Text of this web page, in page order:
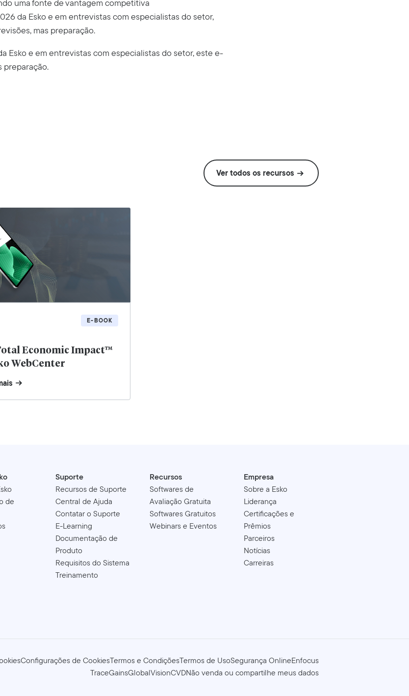
uma fonte de vantagem competitiva
da Esko e em entrevistas com especialistas do setor,
mas preparação.
Esko e em entrevistas com especialistas do setor, este e-
preparação.
Ver todos os recursos
E-BOOK
Economic Impact™
WebCenter
de
Suporte
Recursos de Suporte
Central de Ajuda
Contatar o Suporte
E-Learning
Documentação de
Produto
Requisitos do Sistema
Treinamento
Recursos
Softwares de
Avaliação Gratuita
Softwares Gratuitos
Webinars e Eventos
Empresa
Sobre a Esko
Liderança
Certificações e
Prêmios
Parceiros
Notícias
Carreiras
Configurações de CookiesTermos e CondiçõesTermos de UsoSegurança OnlineEnfocus
TraceGainsGlobalVisionCVDNão venda ou compartilhe meus dados